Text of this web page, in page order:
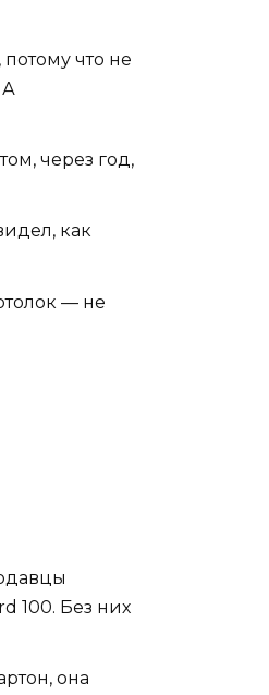
что не
А
через год,
как
— не
100. Без них
она